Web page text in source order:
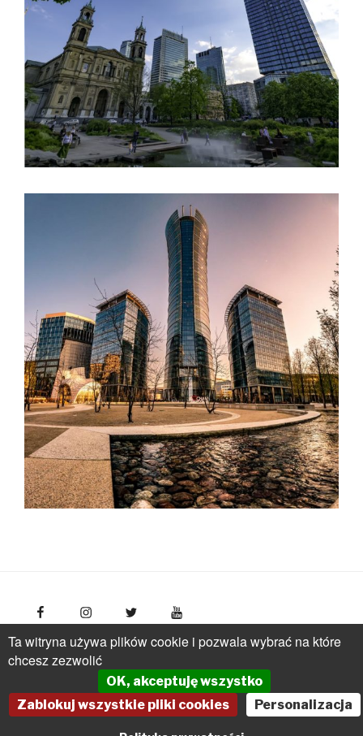
FotoPolska
Str., 01-171 Warsaw Poland
phone: +(48 22) 536 70 70
pot@pot.gov.pl | www.pot.gov.pl | www.polska.travel
Ta witryna używa plików cookie i pozwala wybrać na które
chcesz zezwolić
OK, akceptuję wszystko
Zablokuj wszystkie pliki cookies
Personalizacja